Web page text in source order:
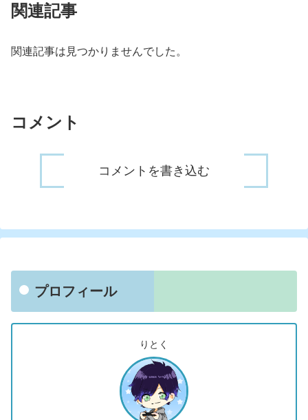
関連記事
関連記事は見つかりませんでした。
コメント
コメントを書き込む
プロフィール
りとく